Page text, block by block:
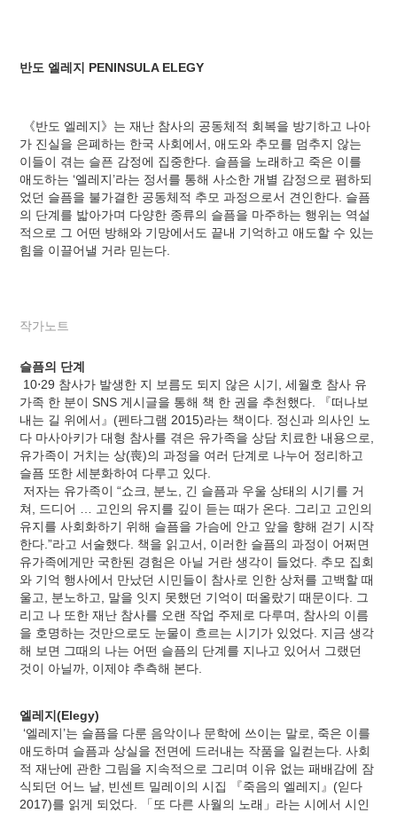
반도 엘레지 PENINSULA ELEGY
《반도 엘레지》는 재난 참사의 공동체적 회복을 방기하고 나아
가 진실을 은폐하는 한국 사회에서, 애도와 추모를 멈추지 않는
이들이 겪는 슬픈 감정에 집중한다. 슬픔을 노래하고 죽은 이를
애도하는 ‘엘레지’라는 정서를 통해 사소한 개별 감정으로 폄하되
었던 슬픔을 불가결한 공동체적 추모 과정으로서 견인한다. 슬픔
의 단계를 밟아가며 다양한 종류의 슬픔을 마주하는 행위는 역설
적으로 그 어떤 방해와 기망에서도 끝내 기억하고 애도할 수 있는
힘을 이끌어낼 거라 믿는다.
작가노트
슬픔의 단계
10⋅29 참사가 발생한 지 보름도 되지 않은 시기, 세월호 참사 유
가족 한 분이 SNS 게시글을 통해 책 한 권을 추천했다. 『떠나보
내는 길 위에서』(펜타그램 2015)라는 책이다. 정신과 의사인 노
다 마사아키가 대형 참사를 겪은 유가족을 상담 치료한 내용으로,
유가족이 거치는 상(喪)의 과정을 여러 단계로 나누어 정리하고
슬픔 또한 세분화하여 다루고 있다.
저자는 유가족이 “쇼크, 분노, 긴 슬픔과 우울 상태의 시기를 거
쳐, 드디어 … 고인의 유지를 깊이 듣는 때가 온다. 그리고 고인의
유지를 사회화하기 위해 슬픔을 가슴에 안고 앞을 향해 걷기 시작
한다.”라고 서술했다. 책을 읽고서, 이러한 슬픔의 과정이 어쩌면
유가족에게만 국한된 경험은 아닐 거란 생각이 들었다. 추모 집회
와 기억 행사에서 만났던 시민들이 참사로 인한 상처를 고백할 때
울고, 분노하고, 말을 잇지 못했던 기억이 떠올랐기 때문이다. 그
리고 나 또한 재난 참사를 오랜 작업 주제로 다루며, 참사의 이름
을 호명하는 것만으로도 눈물이 흐르는 시기가 있었다. 지금 생각
해 보면 그때의 나는 어떤 슬픔의 단계를 지나고 있어서 그랬던
것이 아닐까, 이제야 추측해 본다.
엘레지(Elegy)
‘엘레지’는 슬픔을 다룬 음악이나 문학에 쓰이는 말로, 죽은 이를
애도하며 슬픔과 상실을 전면에 드러내는 작품을 일컫는다. 사회
적 재난에 관한 그림을 지속적으로 그리며 이유 없는 패배감에 잠
식되던 어느 날, 빈센트 밀레이의 시집 『죽음의 엘레지』(읻다
2017)를 읽게 되었다. 「또 다른 사월의 노래」라는 시에서 시인